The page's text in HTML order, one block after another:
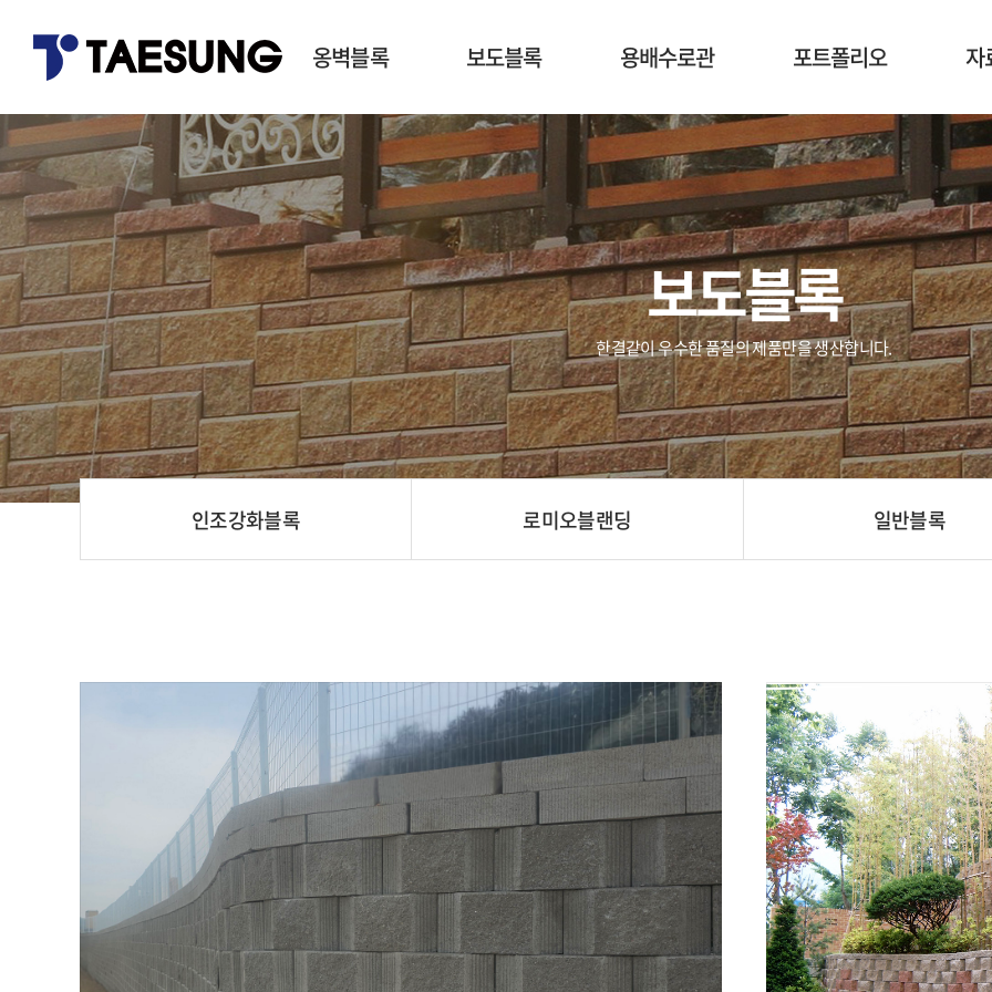
옹벽블록 보도블록 용배수로관 포트폴리오 자
보도블록
한결같이 우수한 품질의 제품만을 생산합니다.
인조강화블록 로미오블랜딩 일반블록